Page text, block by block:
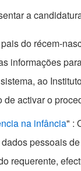
a
do récem-
informações
ao
activar o
na infância" :
pessoais
requerente,